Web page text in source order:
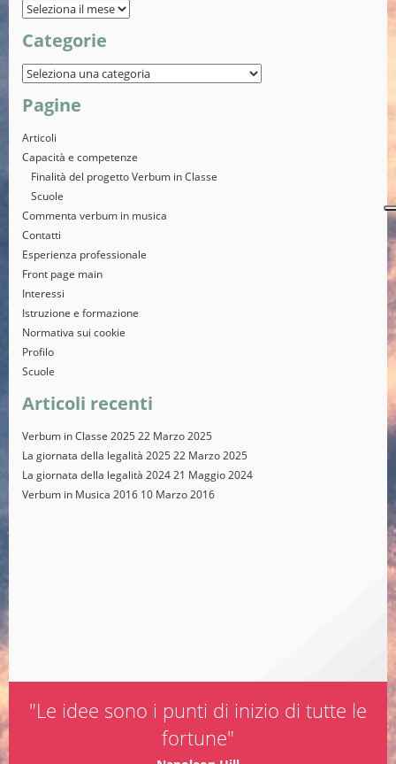
Categorie
Pagine
Articoli
Capacità e competenze
Finalità del progetto Verbum in Classe
Scuole
Commenta verbum in musica
Contatti
Esperienza professionale
Front page main
Interessi
Istruzione e formazione
Normativa sui cookie
Profilo
Scuole
Articoli recenti
Verbum in Classe 202522 Marzo 2025
La giornata della legalità 202522 Marzo 2025
La giornata della legalità 202421 Maggio 2024
Verbum in Musica 2016 10 Marzo 2016
"Le idee sono i punti di inizio di tutte le
fortune"